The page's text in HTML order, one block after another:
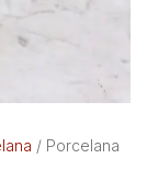
/ Porcelana